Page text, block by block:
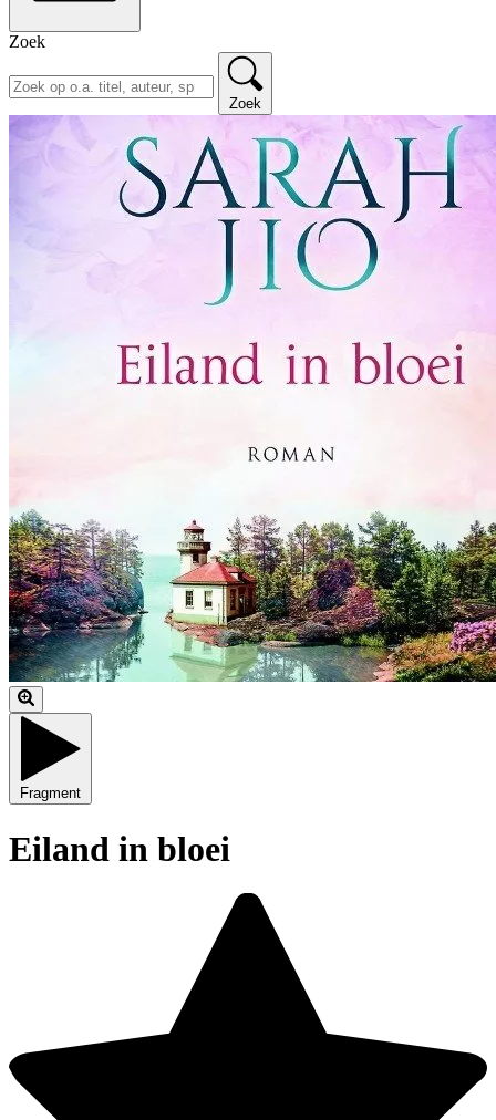
Zoek
Zoek
Fragment
Eiland in bloei